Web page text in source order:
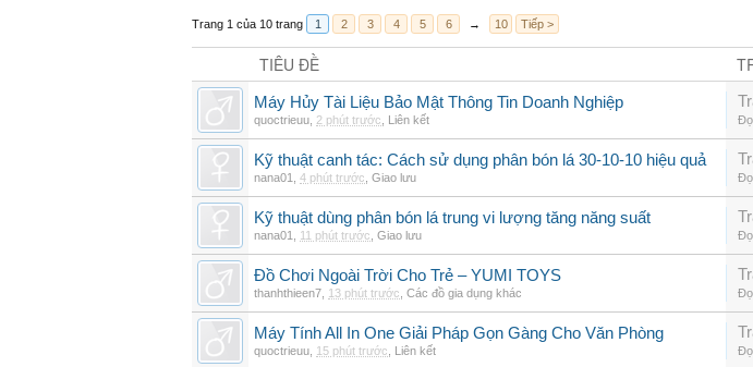
Trang 1 của 10 trang 1 2 3 4 5 6 → 10 Tiếp >
TIÊU ĐỀ
Máy Hủy Tài Liệu Bảo Mật Thông Tin Doanh Nghiệp
quoctrieuu 2 phút trước Liên kết
Kỹ thuật canh tác: Cách sử dụng phân bón lá 30-10-10 hiệu quả
nana01 4 phút trước Giao lưu
Kỹ thuật dùng phân bón lá trung vi lượng tăng năng suất
nana01 11 phút trước Giao lưu
Đồ Chơi Ngoài Trời Cho Trẻ – YUMI TOYS
thanhthieen7 13 phút trước Các đồ gia dụng khác
Máy Tính All In One Giải Pháp Gọn Gàng Cho Văn Phòng
quoctrieuu 15 phút trước Liên kết